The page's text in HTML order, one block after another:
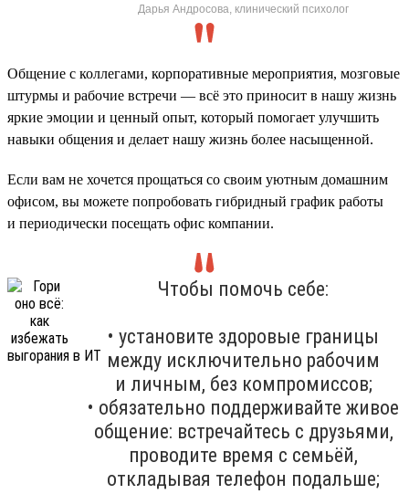
Дарья Андросова, клинический психолог
Общение с коллегами, корпоративные мероприятия, мозговые
штурмы и рабочие встречи — всё это приносит в нашу жизнь
яркие эмоции и ценный опыт, который помогает улучшить
навыки общения и делает нашу жизнь более насыщенной.
Если вам не хочется прощаться со своим уютным домашним
офисом, вы можете попробовать гибридный график работы
и периодически посещать офис компании.
Чтобы помочь себе:
• установите здоровые границы
между исключительно рабочим
и личным, без компромиссов;
• обязательно поддерживайте живое
общение: встречайтесь с друзьями,
проводите время с семьёй,
откладывая телефон подальше;